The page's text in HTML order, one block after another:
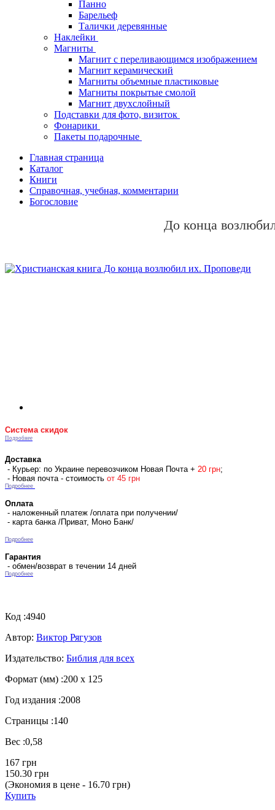
Панно
Барельеф
Талички деревянные
Наклейки
Магниты
Магнит с переливающимся изображением
Магнит керамический
Магниты объемные пластиковые
Магниты покрытые смолой
Магнит двухслойный
Подставки для фото, визиток
Фонарики
Пакеты подарочные
Главная страница
Каталог
Книги
Справочная, учебная, комментарии
Богословие
До конца
Система скидок
Подробнее
Доставка
- Курьер: по Украине перевозчиком Новая Почта + 20 грн;
- Новая почта - стоимость от 45 грн
Подробнее
Оплата
- наложенный платеж /оплата при получении/
- карта банка /Приват, Моно Банк/
Подробнее
Гарантия
- обмен/возврат в течении 14 дней
Подробнее
Код :4940
Автор: Виктор Рягузов
Издательство: Библия для всех
Формат (мм) :200 х 125
Год издания :2008
Страницы :140
Вес :0,58
167 грн
150.30 грн
(Экономия в цене - 16.70 грн)
Купить